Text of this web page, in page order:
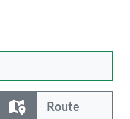
Route